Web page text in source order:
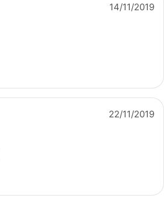
14/11/2019
22/11/2019